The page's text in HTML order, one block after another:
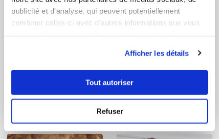
publicité et d'analyse, qui peuvent potentiellement
combiner celles-ci avec d'autres informations que vous
Afficher les détails
Tout autoriser
Refuser